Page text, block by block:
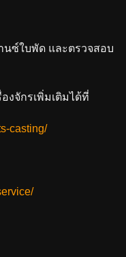
นซ์ใบพัด และตรวจสอบ
งจักรเพิ่มเติมได้ที่
casting/